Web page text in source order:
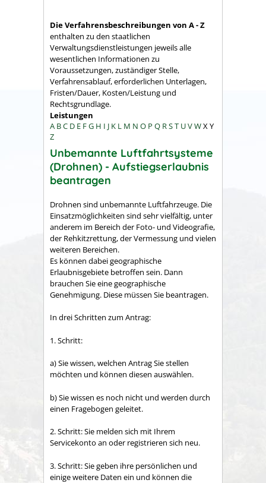
Die Verfahrensbeschreibungen von A - Z
enthalten zu den staatlichen
Verwaltungsdienstleistungen jeweils alle
wesentlichen Informationen zu
Voraussetzungen, zuständiger Stelle,
Verfahrensablauf, erforderlichen Unterlagen,
Fristen/Dauer, Kosten/Leistung und
Rechtsgrundlage.
Leistungen
A BC D E FG H I J K L M N O P Q RST UVWX Y
Z
Unbemannte Luftfahrtsysteme
(Drohnen) - Aufstiegserlaubnis
beantragen
Drohnen sind unbemannte Luftfahrzeuge. Die
Einsatzmöglichkeiten sind sehr vielfältig, unter
anderem im Bereich der Foto- und Videografie,
der Rehkitzrettung, der Vermessung und vielen
weiteren Bereichen.
Es können dabei geographische
Erlaubnisgebiete betroffen sein. Dann
brauchen Sie eine geographische
Genehmigung. Diese müssen Sie beantragen.
In drei Schritten zum Antrag:
1. Schritt:
a) Sie wissen, welchen Antrag Sie stellen
möchten und können diesen auswählen.
b) Sie wissen es noch nicht und werden durch
einen Fragebogen geleitet.
2. Schritt: Sie melden sich mit Ihrem
Servicekonto an oder registrieren sich neu.
3. Schritt: Sie geben ihre persönlichen und
einige weitere Daten ein und können die